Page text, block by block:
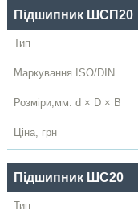
Підшипник ШСП20
Підшипник ШС20